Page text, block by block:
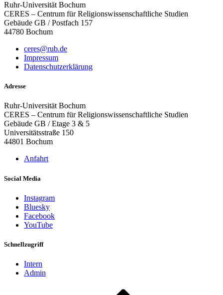
Ruhr-Universität Bochum
CERES – Centrum für Religionswissenschaftliche Studien
Gebäude GB / Postfach 157
44780 Bochum
ceres@rub.de
Impressum
Datenschutzerklärung
Adresse
Ruhr-Universität Bochum
CERES – Centrum für Religionswissenschaftliche Studien
Gebäude GB / Etage 3 & 5
Universitätsstraße 150
44801 Bochum
Anfahrt
Social Media
Instagram
Bluesky
Facebook
YouTube
Schnellzugriff
Intern
Admin